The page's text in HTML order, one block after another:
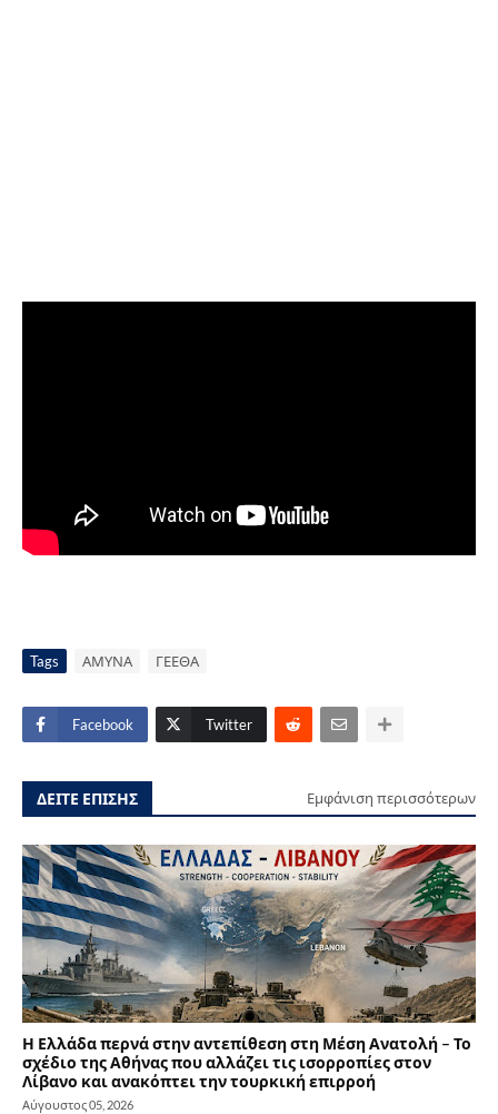
Tags ΑΜΥΝΑ ΓΕΕΘΑ
Facebook Twitter
ΔΕΙΤΕ ΕΠΙΣΗΣ Εμφάνιση περισσότερων
Η Ελλάδα περνά στην αντεπίθεση στη Μέση Ανατολή – Το
σχέδιο της Αθήνας που αλλάζει τις ισορροπίες στον
Λίβανο και ανακόπτει την τουρκική επιρροή
Αύγουστος 05, 2026